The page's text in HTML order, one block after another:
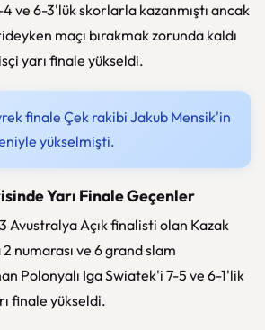
ve 6-3'lük skorlarla kazanmıştı ancak
maçı bırakmak zorunda kaldı
yarı finale yükseldi.
finale Çek rakibi Jakub Mensik'in
yükselmişti.
Yarı Finale Geçenler
Avustralya Açık finalisti olan Kazak
numarası ve 6 grand slam
Polonyalı Iga Swiatek'i 7-5 ve 6-1'lik
finale yükseldi.